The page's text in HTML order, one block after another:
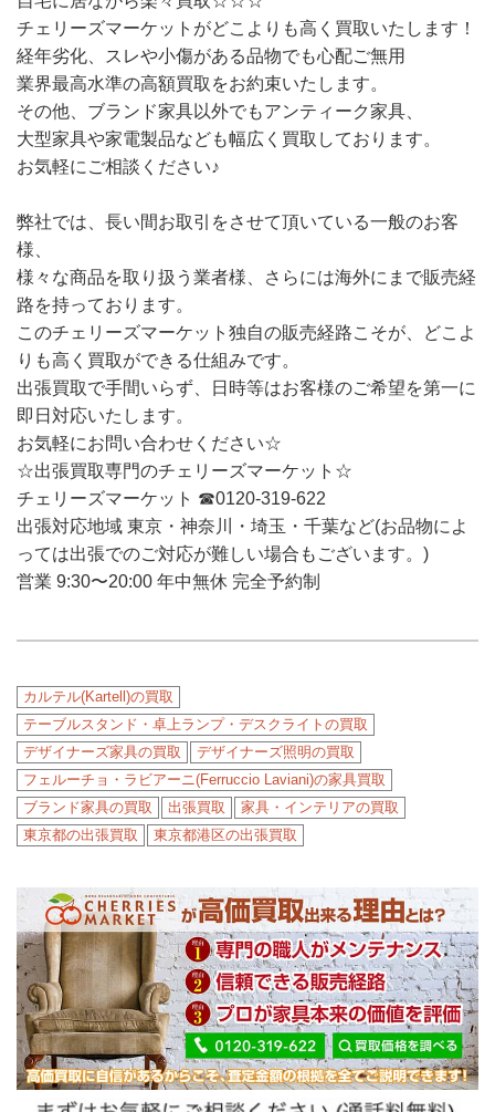
チェリーズマーケットがどこよりも高く買取いたします！
経年劣化、スレや小傷がある品物でも心配ご無用
業界最高水準の高額買取をお約束いたします。
その他、ブランド家具以外でもアンティーク家具、
大型家具や家電製品なども幅広く買取しております。
お気軽にご相談ください♪
弊社では、長い間お取引をさせて頂いている一般のお客
様、
様々な商品を取り扱う業者様、さらには海外にまで販売経
路を持っております。
このチェリーズマーケット独自の販売経路こそが、どこよ
りも高く買取ができる仕組みです。
出張買取で手間いらず、日時等はお客様のご希望を第一に
即日対応いたします。
お気軽にお問い合わせください☆
☆出張買取専門のチェリーズマーケット☆
チェリーズマーケット ☎︎0120-319-622
出張対応地域 東京・神奈川・埼玉・千葉など(お品物によ
っては出張でのご対応が難しい場合もございます。)
営業 9:30〜20:00 年中無休 完全予約制
カルテル(Kartell)の買取
テーブルスタンド・卓上ランプ・デスクライトの買取
デザイナーズ家具の買取
デザイナーズ照明の買取
フェルーチョ・ラビアーニ(Ferruccio Laviani)の家具買取
ブランド家具の買取
出張買取
家具・インテリアの買取
東京都の出張買取
東京都港区の出張買取